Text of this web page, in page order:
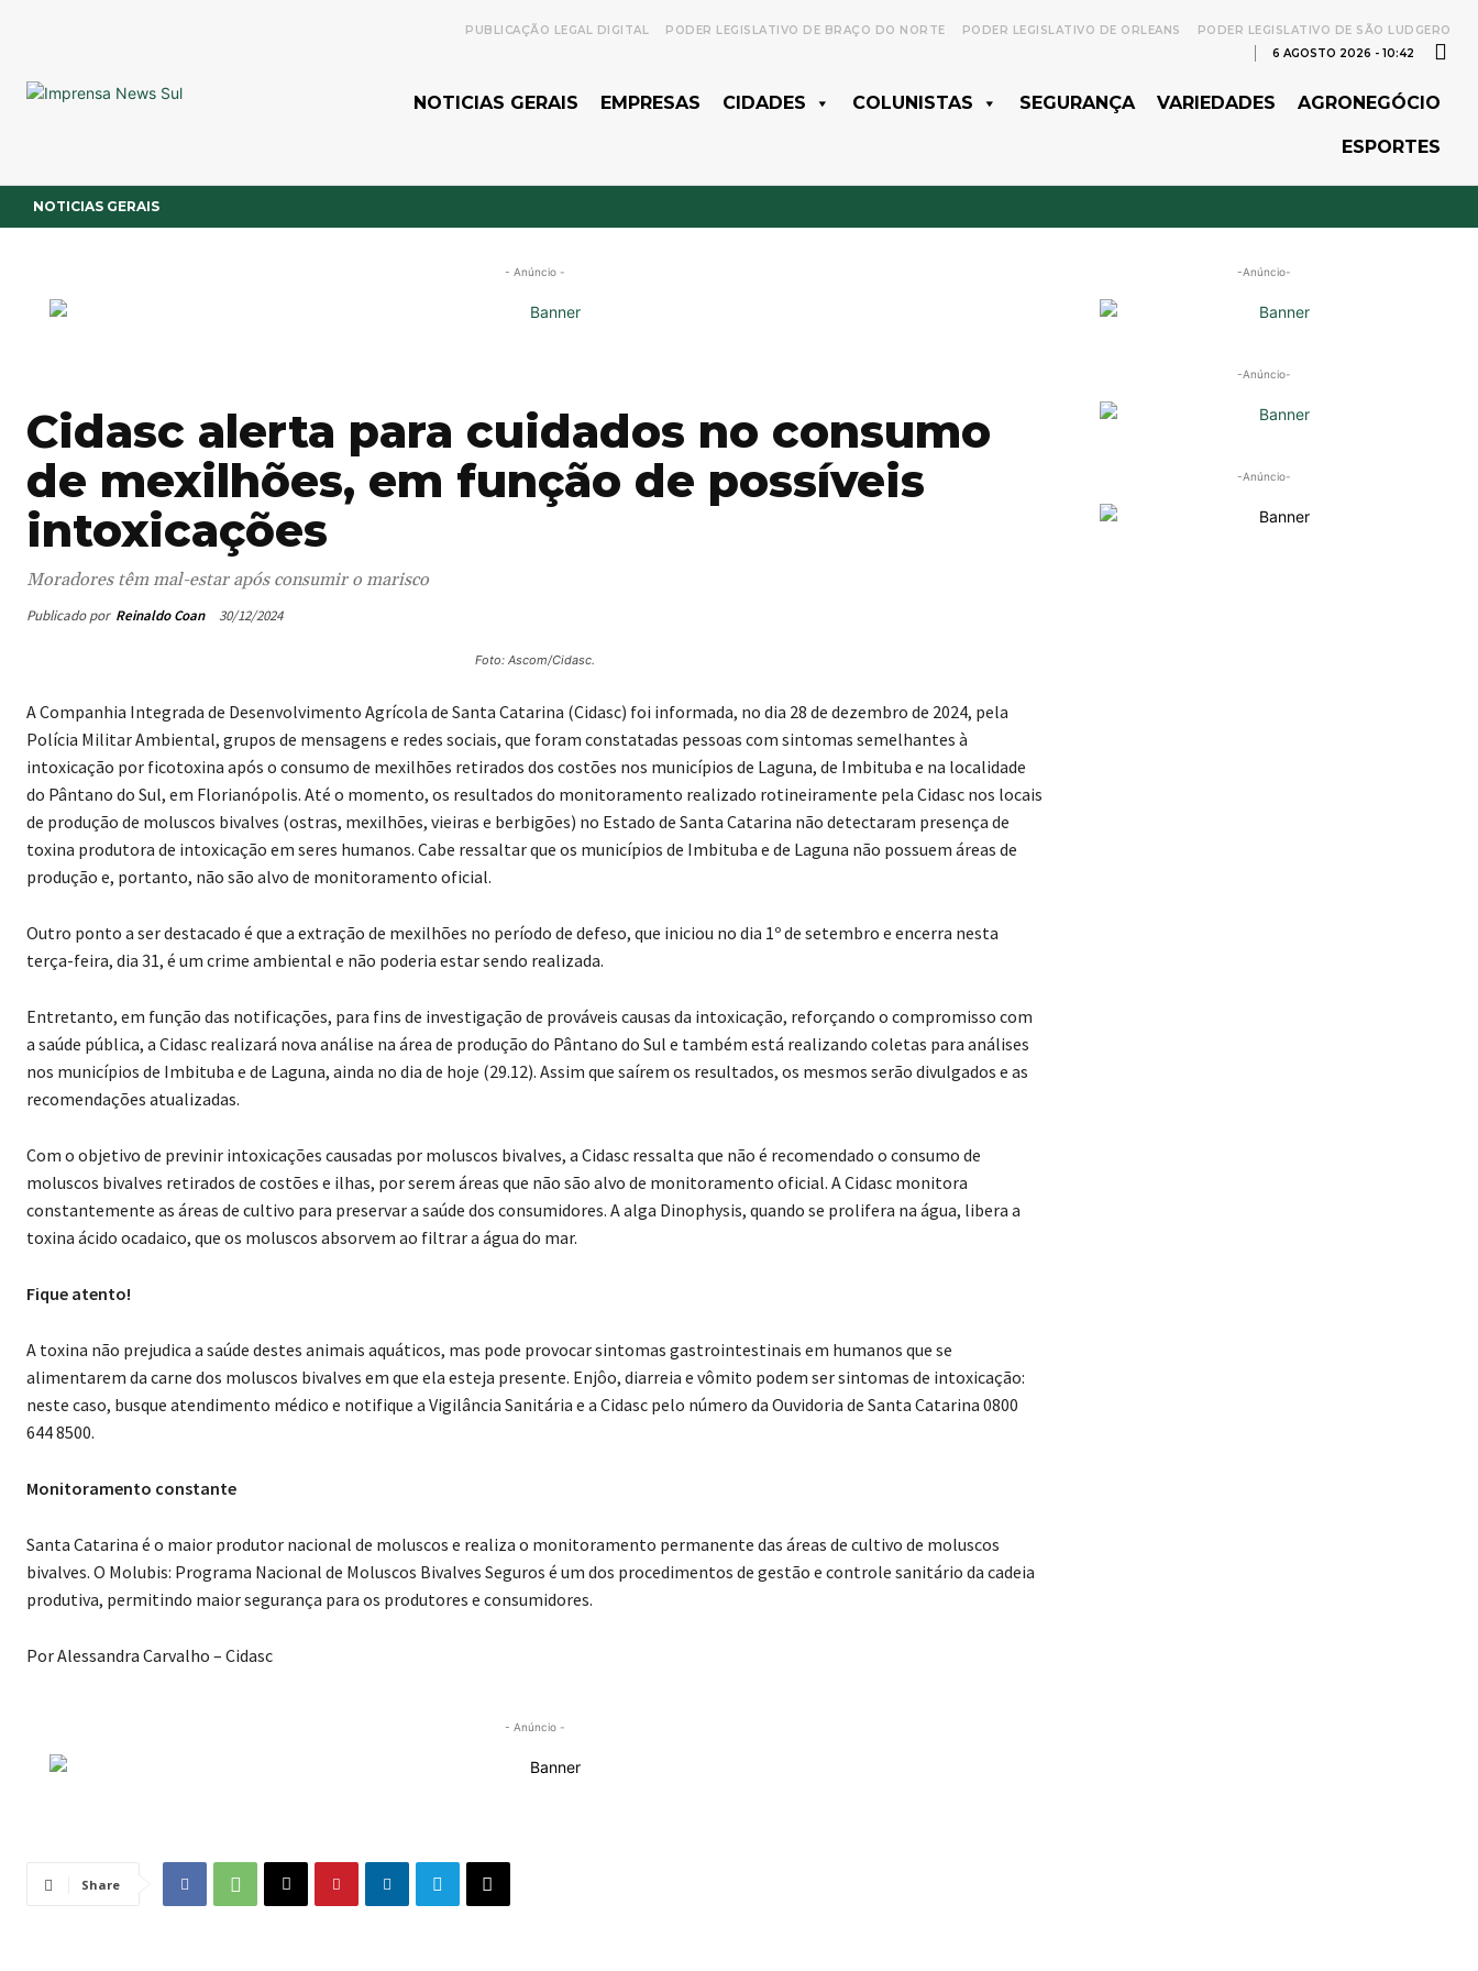
PUBLICAÇÃO LEGAL DIGITAL PODER LEGISLATIVO DE BRAÇO DO NORTE PODER LEGISLATIVO DE ORLEANS
PODER LEGISLATIVO DE SÃO LUDGERO
6 AGOSTO 2026 - 10:42
NOTICIAS GERAIS EMPRESAS CIDADES COLUNISTAS SEGURANÇA VARIEDADES AGRONEGÓCIO
ESPORTES
NOTICIAS GERAIS
- Anúncio -
Cidasc alerta para cuidados no consumo
de mexilhões, em função de possíveis
intoxicações
Moradores têm mal-estar após consumir o marisco
Publicado por Reinaldo Coan 30/12/2024
Foto: Ascom/Cidasc.
A Companhia Integrada de Desenvolvimento Agrícola de Santa Catarina (Cidasc) foi informada, no dia 28 de dezembro de 2024, pela
Polícia Militar Ambiental, grupos de mensagens e redes sociais, que foram constatadas pessoas com sintomas semelhantes à
intoxicação por ficotoxina após o consumo de mexilhões retirados dos costões nos municípios de Laguna, de Imbituba e na localidade
do Pântano do Sul, em Florianópolis. Até o momento, os resultados do monitoramento realizado rotineiramente pela Cidasc nos locais
de produção de moluscos bivalves (ostras, mexilhões, vieiras e berbigões) no Estado de Santa Catarina não detectaram presença de
toxina produtora de intoxicação em seres humanos. Cabe ressaltar que os municípios de Imbituba e de Laguna não possuem áreas de
produção e, portanto, não são alvo de monitoramento oficial.
Outro ponto a ser destacado é que a extração de mexilhões no período de defeso, que iniciou no dia 1º de setembro e encerra nesta
terça-feira, dia 31, é um crime ambiental e não poderia estar sendo realizada.
Entretanto, em função das notificações, para fins de investigação de prováveis causas da intoxicação, reforçando o compromisso com
a saúde pública, a Cidasc realizará nova análise na área de produção do Pântano do Sul e também está realizando coletas para análises
nos municípios de Imbituba e de Laguna, ainda no dia de hoje (29.12). Assim que saírem os resultados, os mesmos serão divulgados e as
recomendações atualizadas.
Com o objetivo de previnir intoxicações causadas por moluscos bivalves, a Cidasc ressalta que não é recomendado o consumo de
moluscos bivalves retirados de costões e ilhas, por serem áreas que não são alvo de monitoramento oficial. A Cidasc monitora
constantemente as áreas de cultivo para preservar a saúde dos consumidores. A alga Dinophysis, quando se prolifera na água, libera a
toxina ácido ocadaico, que os moluscos absorvem ao filtrar a água do mar.
Fique atento!
A toxina não prejudica a saúde destes animais aquáticos, mas pode provocar sintomas gastrointestinais em humanos que se
alimentarem da carne dos moluscos bivalves em que ela esteja presente. Enjôo, diarreia e vômito podem ser sintomas de intoxicação:
neste caso, busque atendimento médico e notifique a Vigilância Sanitária e a Cidasc pelo número da Ouvidoria de Santa Catarina 0800
644 8500.
Monitoramento constante
Santa Catarina é o maior produtor nacional de moluscos e realiza o monitoramento permanente das áreas de cultivo de moluscos
bivalves. O Molubis: Programa Nacional de Moluscos Bivalves Seguros é um dos procedimentos de gestão e controle sanitário da cadeia
produtiva, permitindo maior segurança para os produtores e consumidores.
Por Alessandra Carvalho – Cidasc
- Anúncio -
Share
-Anúncio-
-Anúncio-
-Anúncio-